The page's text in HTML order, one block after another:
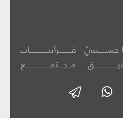
حســـــينيّ
قــــــــرآنيــــــــــــات
مــجـــتمــــــــــــــــع